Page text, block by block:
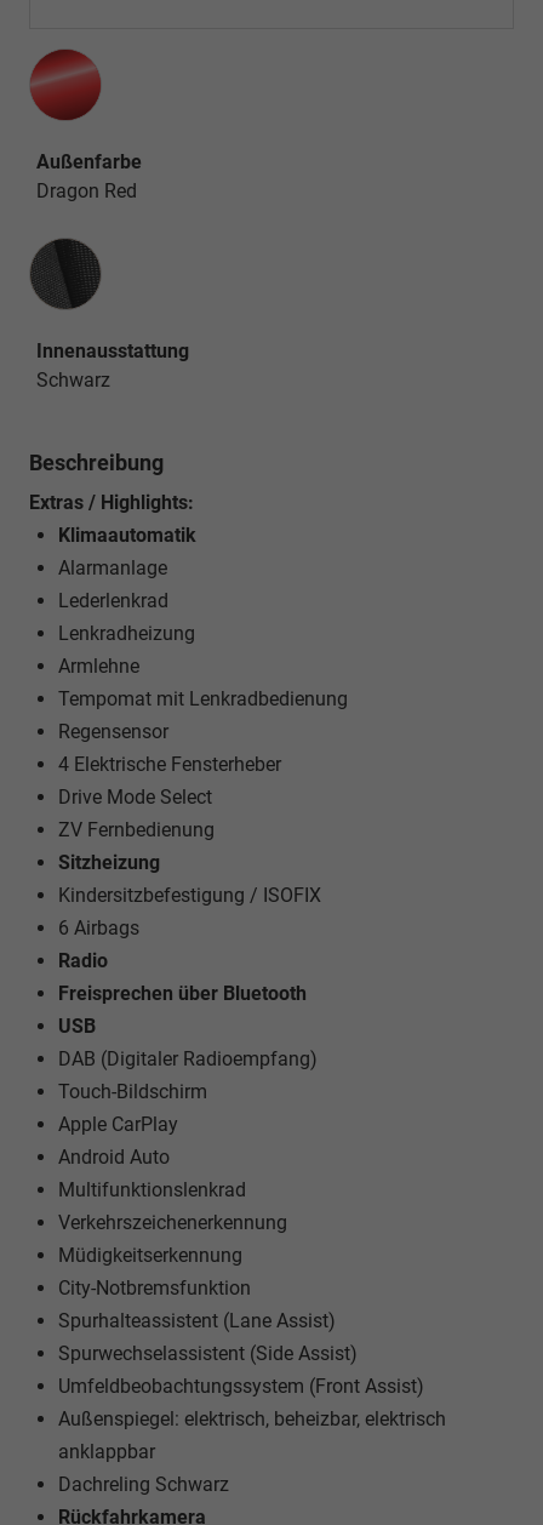
Außenfarbe
Dragon Red
Innenausstattung
Innenausstattung
Schwarz
Beschreibung
Extras / Highlights:
Klimaautomatik
Alarmanlage
Lederlenkrad
Lenkradheizung
Armlehne
Tempomat mit Lenkradbedienung
Regensensor
4 Elektrische Fensterheber
Drive Mode Select
ZV Fernbedienung
Sitzheizung
Kindersitzbefestigung / ISOFIX
6 Airbags
Radio
Freisprechen über Bluetooth
USB
DAB (Digitaler Radioempfang)
Touch-Bildschirm
Apple CarPlay
Android Auto
Multifunktionslenkrad
Verkehrszeichenerkennung
Müdigkeitserkennung
City-Notbremsfunktion
Spurhalteassistent (Lane Assist)
Spurwechselassistent (Side Assist)
Umfeldbeobachtungssystem (Front Assist)
Außenspiegel: elektrisch, beheizbar, elektrisch
anklappbar
Dachreling Schwarz
Rückfahrkamera